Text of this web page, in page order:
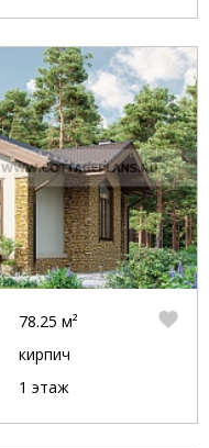
78.25 м²
кирпич
1 этаж